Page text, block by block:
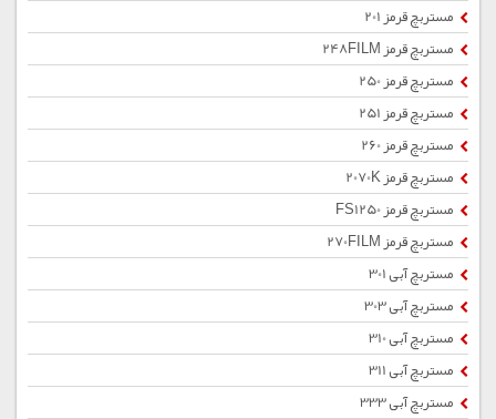
مستربچ قرمز 201
مستربچ قرمز 248FILM
مستربچ قرمز 250
مستربچ قرمز 251
مستربچ قرمز 260
مستربچ قرمز 2070K
مستربچ قرمز FS1250
مستربچ قرمز 270FILM
مستربچ آبی 301
مستربچ آبی 303
مستربچ آبی 310
مستربچ آبی 311
مستربچ آبی 333